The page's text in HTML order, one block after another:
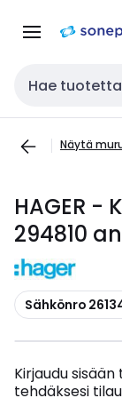
navigointiin
Haku
Näytä
HAGER -
294810
Kopioi
Sähkönro
Kirjaudu
tehdäksesi